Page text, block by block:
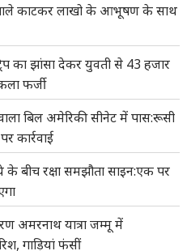
ताले काटकर लाखो के आभूषण के साथ
का झांसा देकर युवती से 43 हजार
फर्जी
बिल अमेरिकी सीनेट में पास:रूसी
कार्रवाई
के बीच रक्षा समझौता साइन:एक पर
अमरनाथ यात्रा जम्मू में
गाड़ियां फंसीं